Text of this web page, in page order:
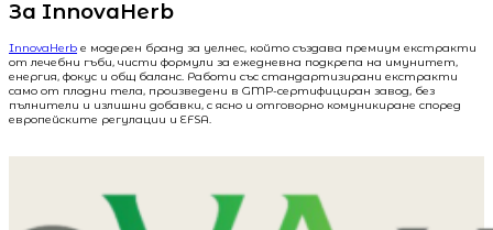
За InnovaHerb
InnovaHerb е модерен бранд за уелнес, който създава премиум екстракти
от лечебни гъби, чисти формули за ежедневна подкрепа на имунитет,
енергия, фокус и общ баланс. Работи със стандартизирани екстракти
само от плодни тела, произведени в GMP-сертифициран завод, без
пълнители и излишни добавки, с ясно и отговорно комуникиране според
европейските регулации и EFSA.